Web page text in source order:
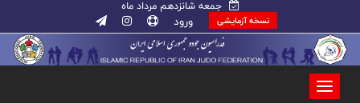
جمعه شانزدهم مرداد ماه
نسخه آزمایشی ورود